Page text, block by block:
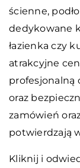
ścienne,
dedykowane
łazienka czy
atrakcyjne
profesjonalną
oraz
zamówień
potwierdzają
Kliknij i